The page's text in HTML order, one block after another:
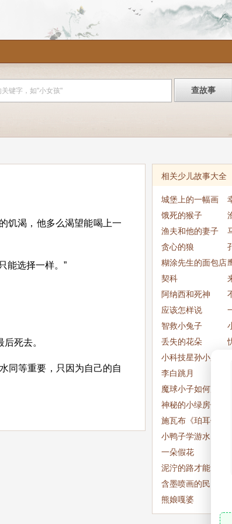
饥渴，他多么渴望能喝上一
能选择一样。”
死去。
同等重要，只因为自己的自
相关少儿故事大全
城堡上的一幅画
饿死的猴子
渔夫和他的妻子
贪心的狼
糊涂先生的面包店
契科
阿纳西和死神
应该怎样说
智救小兔子
丢失的花朵
小科技星孙小庆
李白跳月
魔球小子如何完成
使命
神秘的小绿房子
施瓦布《珀耳修
斯》
小鸭子学游水
一朵假花
泥泞的路才能留下
脚印
含墨喷画的民间传
说
熊娘嘎婆